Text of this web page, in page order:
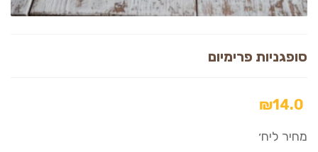
סופגניות פרימיום
₪14.0
מחיר ליח׳